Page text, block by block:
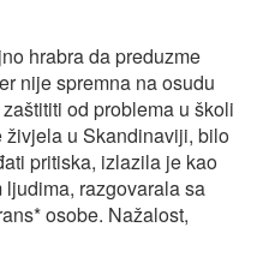
hrabra da preduzme
nije spremna na osudu
od problema u školi
u Skandinaviji, bilo
pritiska, izlazila je kao
razgovarala sa
osobe. Nažalost,